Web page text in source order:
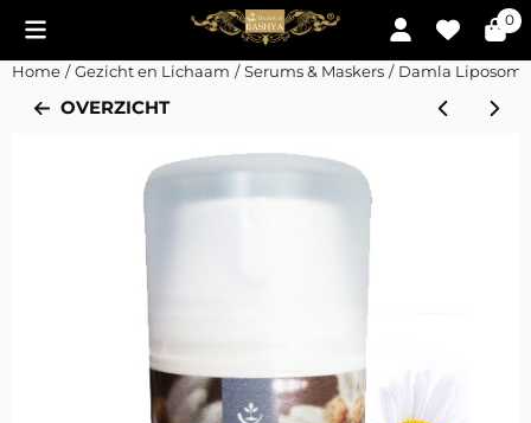
Cookievoorkeuren zijn momenteel gesloten. 0
Home / Gezicht en Lichaam / Serums & Maskers / Damla
OVERZICHT